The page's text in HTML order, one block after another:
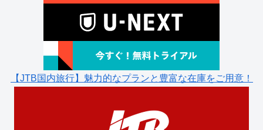
【JTB国内旅行】魅力的なプランと豊富な在庫をご用意！